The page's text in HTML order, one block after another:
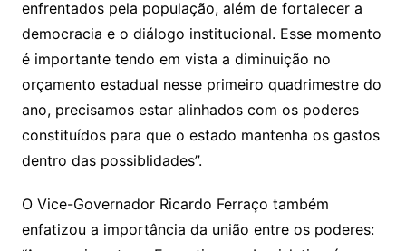
enfrentados pela população, além de fortalecer a
democracia e o diálogo institucional. Esse momento
é importante tendo em vista a diminuição no
orçamento estadual nesse primeiro quadrimestre do
ano, precisamos estar alinhados com os poderes
constituídos para que o estado mantenha os gastos
dentro das possiblidades”.
O Vice-Governador Ricardo Ferraço também
enfatizou a importância da união entre os poderes: